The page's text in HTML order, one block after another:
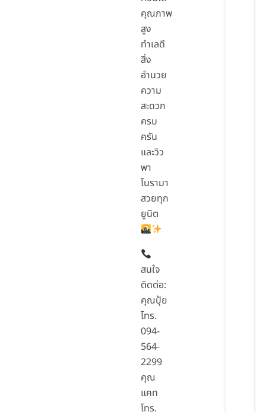
คุณภาพ
สูง
ทำเลดี
สิ่ง
อำนวย
ความ
สะดวก
ครบ
ครัน
และวิว
พา
โนรามา
สวยทุก
ยูนิต
สนใจ
ติดต่อ:
คุณปุ้ย
โทร.
094-
564-
2299
คุณ
แคท
โทร.